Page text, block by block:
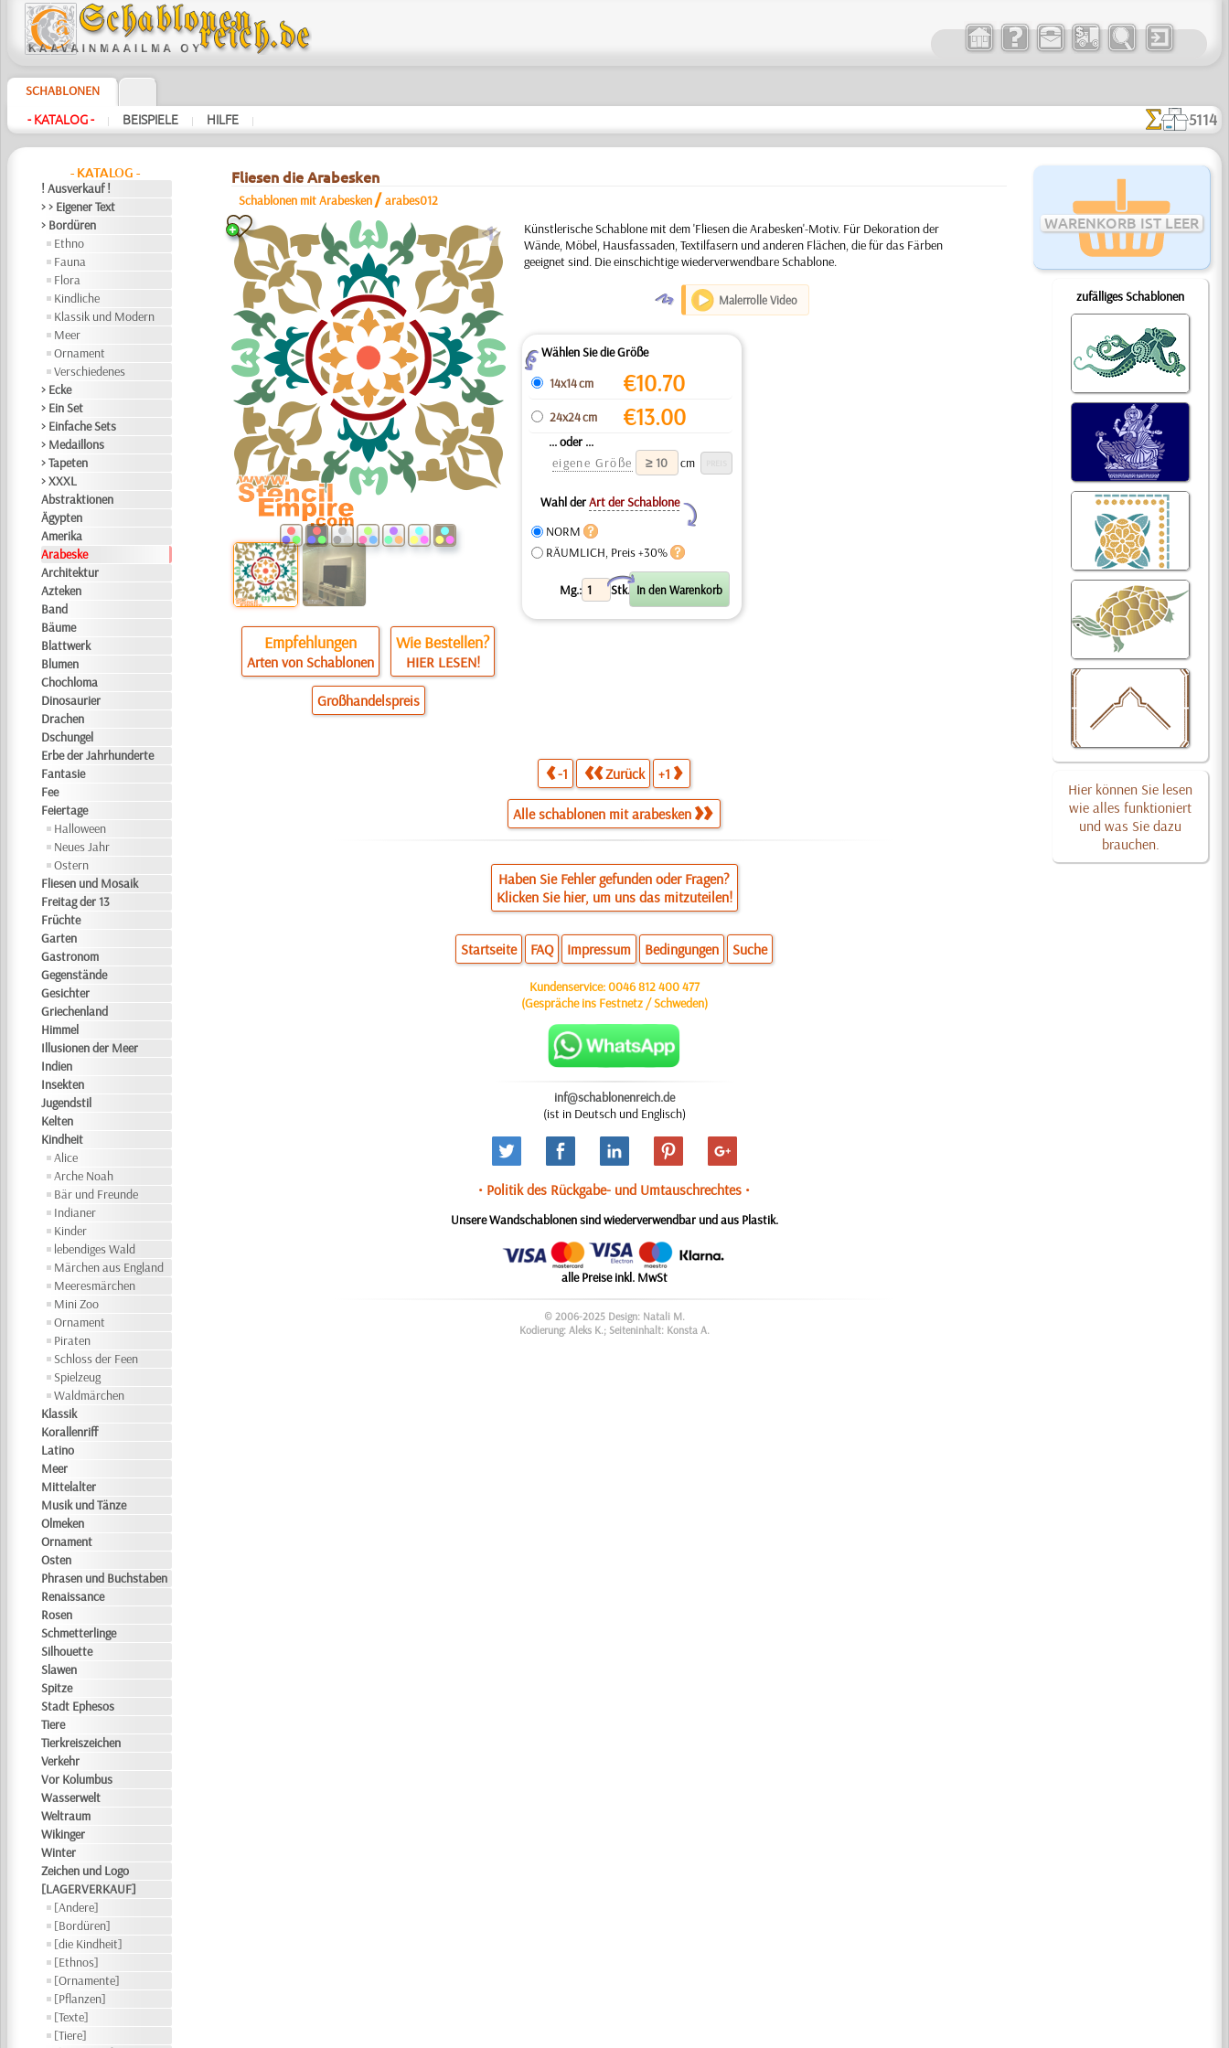
SCHABLONEN
- KATALOG - | BEISPIELE | HILFE | 5114
- KATALOG -
! Ausverkauf !
> > Eigener Text
> Bordüren
Ethno
Fauna
Flora
Kindliche
Klassik und Modern
Meer
Ornament
Verschiedenes
> Ecke
> Ein Set
> Einfache Sets
> Medaillons
> Tapeten
> XXXL
Abstraktionen
Ägypten
Amerika
Arabeske
Architektur
Azteken
Band
Bäume
Blattwerk
Blumen
Chochloma
Dinosaurier
Drachen
Dschungel
Erbe der Jahrhunderte
Fantasie
Fee
Feiertage
Halloween
Neues Jahr
Ostern
Fliesen und Mosaik
Freitag der 13
Früchte
Garten
Gastronom
Gegenstände
Gesichter
Griechenland
Himmel
Illusionen der Meer
Indien
Insekten
Jugendstil
Kelten
Kindheit
Alice
Arche Noah
Bär und Freunde
Indianer
Kinder
lebendiges Wald
Märchen aus England
Meeresmärchen
Mini Zoo
Ornament
Piraten
Schloss der Feen
Spielzeug
Waldmärchen
Klassik
Korallenriff
Latino
Meer
Mittelalter
Musik und Tänze
Olmeken
Ornament
Osten
Phrasen und Buchstaben
Renaissance
Rosen
Schmetterlinge
Silhouette
Slawen
Spitze
Stadt Ephesos
Tiere
Tierkreiszeichen
Verkehr
Vor Kolumbus
Wasserwelt
Weltraum
Wikinger
Winter
Zeichen und Logo
[LAGERVERKAUF]
[Andere]
[Bordüren]
[die Kindheit]
[Ethnos]
[Ornamente]
[Pflanzen]
[Texte]
[Tiere]
WARENKORB IST LEER
zufälliges Schablonen
Hier können Sie lesen
wie alles funktioniert
und was Sie dazu
brauchen.
Fliesen die Arabesken
Schablonen mit Arabesken /arabes012
a
Empfehlungen
Arten von Schablonen
Wie Bestellen?
HIER LESEN!
Großhandelspreis
Künstlerische Schablone mit dem 'Fliesen die Arabesken'-Motiv. Für Dekoration der
Wände, Möbel, Hausfassaden, Textilfasern und anderen Flächen, die für das Färben
geeignet sind. Die einschichtige wiederverwendbare Schablone.
O Malerrolle Video
ZWählen Sie die Größe
14x14 cm
€10.70
24x24 cm €13.00
... oder ...
eigene Größe
cm
Wahl derArt der Schablone
Y
NORM
RÄUMLICH, Preis +30%
Mg.: Stk.
X
-1 Zurück +1
Alle schablonen mit arabesken
Haben Sie Fehler gefunden oder Fragen?
Klicken Sie hier, um uns das mitzuteilen!
Startseite FAQ Impressum Bedingungen Suche
Kundenservice:0046 812 400 477
(Gespräche ins Festnetz / Schweden)
inf@schablonenreich.de
(ist in Deutsch und Englisch)
• Politik des Rückgabe- und Umtauschrechtes •
Unsere Wandschablonen sind wiederverwendbar und aus Plastik.
alle Preise inkl. MwSt
© 2006-2025 Design: Natali M.
Kodierung: Aleks K.; Seiteninhalt: Konsta A.